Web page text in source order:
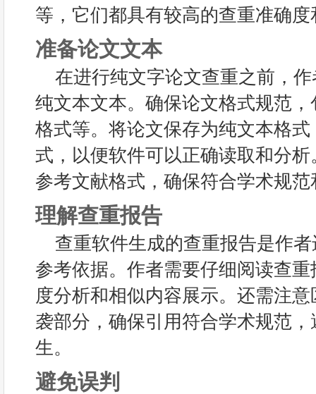
等，它们都具有较高的查重准确
准备论文文本
在进行纯文字论文查重之前，
纯文本文本。确保论文格式规范
格式等。将论文保存为纯文本格
式，以便软件可以正确读取和分
参考文献格式，确保符合学术规范
理解查重报告
查重软件生成的查重报告是作
参考依据。作者需要仔细阅读查
度分析和相似内容展示。还需注
袭部分，确保引用符合学术规范
生。
避免误判